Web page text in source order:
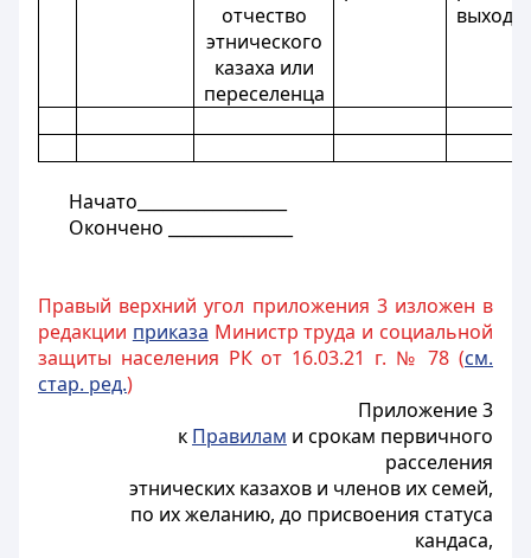
отчество
этнического
казаха или
переселенца
выхода
Начато__________________
Окончено _______________
Правый верхний угол приложения 3 изложен в
редакции приказа Министр труда и социальной
защиты населения РК от 16.03.21 г. № 78 (см.
стар. ред.)
Приложение 3
к Правилам и срокам первичного
расселения
этнических казахов и членов их семей,
по их желанию, до присвоения статуса
кандаса,